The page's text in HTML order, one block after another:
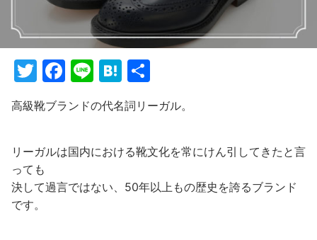
T
itt
F
c
b
o
Li
e
H
e
a
高級靴ブランドの代名詞リーガル。
リーガルは国内における靴文化を常にけん引してきたと言
っても
決して過言ではない、50年以上もの歴史を誇るブランド
です。